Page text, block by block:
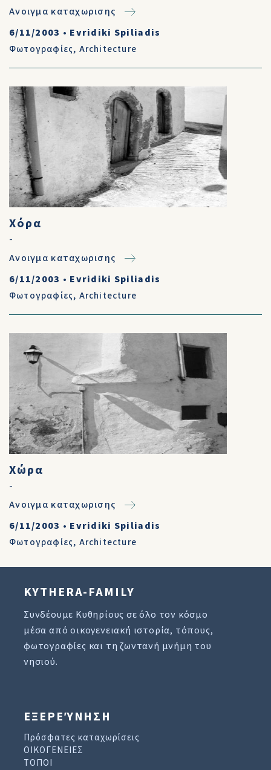
Ανοιγμα καταχωρισης
6/11/2003 • Evridiki Spiliadis
Φωτογραφίες, Architecture
Χόρα
-
Ανοιγμα καταχωρισης
6/11/2003 • Evridiki Spiliadis
Φωτογραφίες, Architecture
Χώρα
-
Ανοιγμα καταχωρισης
6/11/2003 • Evridiki Spiliadis
Φωτογραφίες, Architecture
KYTHERA-FAMILY
Συνδέουμε Κυθηρίους σε όλο τον κόσμο
μέσα από οικογενειακή ιστορία, τόπους,
φωτογραφίες και τη ζωντανή μνήμη του
νησιού.
ΕΞΕΡΕΎΝΗΣΗ
Πρόσφατες καταχωρίσεις
ΟΙΚΟΓΕΝΕΙΕΣ
ΤΟΠΟΙ